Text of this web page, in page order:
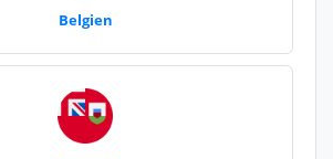
Belgien